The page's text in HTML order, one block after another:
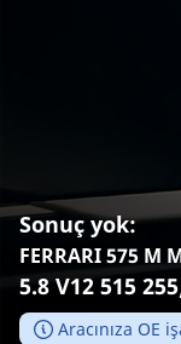
Sonuç yok:
FERRARI 575 M
5.8 V12 515
Aracınıza